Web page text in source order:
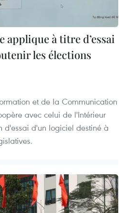
à titre d’essai
les élections
et de la Communication
avec celui de l'Intérieur
d'essai d'un logiciel destiné à